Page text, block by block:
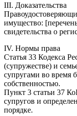
III. Доказательства
имущество:
свидетельства о
IV. Нормы права
Статья 33 Кодекса
(супружестве) и
супругами во время
собственностью.
Пункт 3 статьи 37
супругов и
порядке.